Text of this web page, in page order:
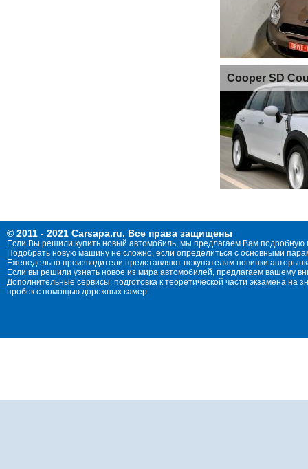
Cooper SD
© 2011 - 2021 Carsapa.ru. Все права защищены
Если Вы решили купить новый автомобиль, мы предлагаем Вам
Подобрать новую машину не сложно, если определиться с основными
Еженедельно производители представляют покупателям новинки
Если вы решили узнать новое из мира автомобилей, предлагаем вашему
Дополнительные сервисы: подготовка к теоретической части экзамена
пробок с помощью дорожных камер.